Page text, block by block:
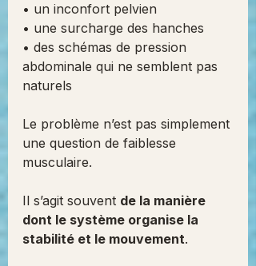
• un inconfort pelvien
• une surcharge des hanches
• des schémas de pression
abdominale qui ne semblent pas
naturels
Le problème n’est pas simplement
une question de faiblesse
musculaire.
Il s’agit souvent de la manière
dont le système organise la
stabilité et le mouvement.